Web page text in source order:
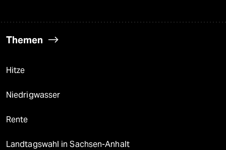
Themen
Hitze
Niedrigwasser
Rente
Landtagswahl in Sachsen-Anhalt